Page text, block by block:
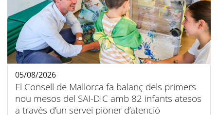
El Consell de Mallorca fa balanç dels primers
nou mesos del SAI-DIC amb 82 infants atesos
a través d’un servei pioner d’atenció
05/08/2026